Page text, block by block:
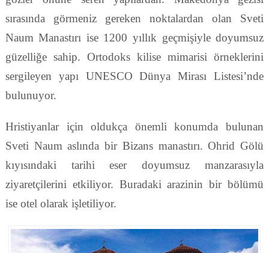
sırasında görmeniz gereken noktalardan olan Sveti
Naum Manastırı ise 1200 yıllık geçmişiyle doyumsuz
güzelliğe sahip. Ortodoks kilise mimarisi örneklerini
sergileyen yapı UNESCO Dünya Mirası Listesi’nde
bulunuyor.
Hristiyanlar için oldukça önemli konumda bulunan
Sveti Naum aslında bir Bizans manastırı. Ohrid Gölü
kıyısındaki tarihi eser doyumsuz manzarasıyla
ziyaretçilerini etkiliyor. Buradaki arazinin bir bölümü
ise otel olarak işletiliyor.